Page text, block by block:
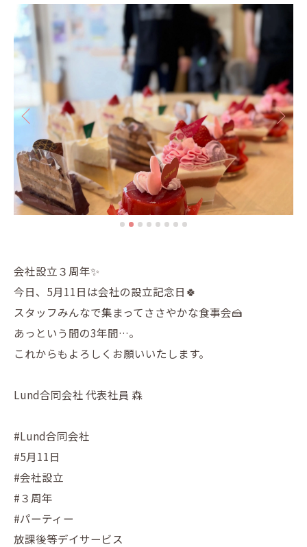
会社設立３周年✨
今日、5月11日は会社の設立記念日🍀
スタッフみんなで集まってささやかな食事会🍰
あっという間の3年間…。
これからもよろしくお願いいたします。
Lund合同会社 代表社員 森
#Lund合同会社
#5月11日
#会社設立
#３周年
#パーティー
放課後等デイサービス